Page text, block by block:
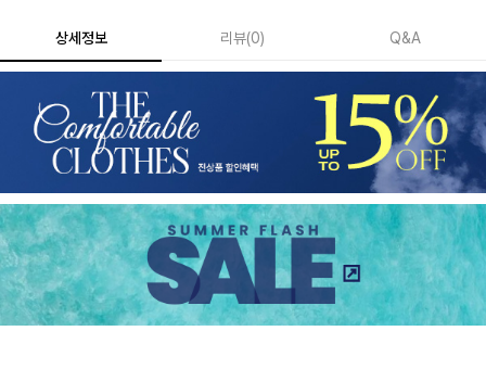
상세정보 리뷰(0) Q&A